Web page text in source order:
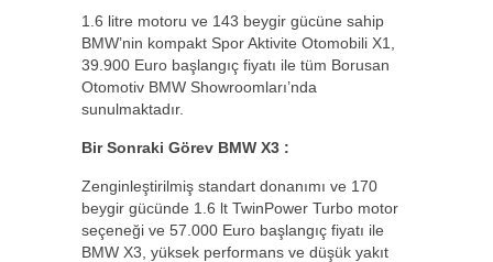
1.6 litre motoru ve 143 beygir gücüne sahip
BMW’nin kompakt Spor Aktivite Otomobili X1,
39.900 Euro başlangıç fiyatı ile tüm Borusan
Otomotiv BMW Showroomları’nda
sunulmaktadır.
Bir Sonraki Görev BMW X3 :
Zenginleştirilmiş standart donanımı ve 170
beygir gücünde 1.6 lt TwinPower Turbo motor
seçeneği ve 57.000 Euro başlangıç fiyatı ile
BMW X3, yüksek performans ve düşük yakıt